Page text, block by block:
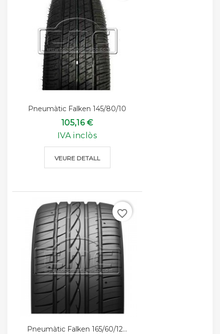
Pneumàtic Falken 145/80/10
105,16 €
IVA inclòs
VEURE DETALL
Pneumàtic Falken 165/60/12...
favorite_border